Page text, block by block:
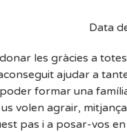
Data
les gràcies a
ajudar a
formar una
volen agrair,
pas i a posar-vos